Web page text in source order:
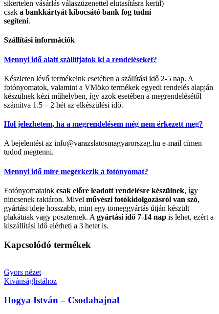
sikertelen vásárlás válaszüzenettel elutasításra kerül)
csak a bankkártyát kibocsátó bank fog tudni
segíteni.
Szállítási információk
Mennyi idő alatt szállítjátok ki a rendeléseket?
Készleten lévő termékeink esetében a szállítási idő 2-5 nap. A
fotónyomatok, valamint a VMöko termékek egyedi rendelés alapján
készülnek kézi műhelyben, így azok esetében a megrendelésétől
számítva 1.5 – 2 hét az elkészülési idő.
Hol jelezhetem, ha a megrendelésem még nem érkezett meg?
A bejelentést az info@varazslatosmagyarorszag.hu e-mail címen
tudod megtenni.
Mennyi idő mire megérkezik a fotónyomat?
Fotónyomataink csak előre leadott rendelésre készülnek, így
nincsenek raktáron. Mivel művészi fotókidolgozásról van szó,
gyártási ideje hosszabb, mint egy tömeggyártás útján készült
plakátnak vagy poszternek. A gyártási idő 7-14 nap is lehet, ezért a
kiszállítási idő elérheti a 3 hetet is.
Kapcsolódó termékek
Gyors nézet
Kivánságlistához
Hogya István – Csodahajnal